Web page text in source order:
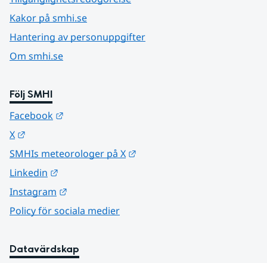
Kakor på smhi.se
Hantering av personuppgifter
Om smhi.se
Följ SMHI
Facebook
X
SMHIs meteorologer på X
Linkedin
Instagram
Policy för sociala medier
Datavärdskap